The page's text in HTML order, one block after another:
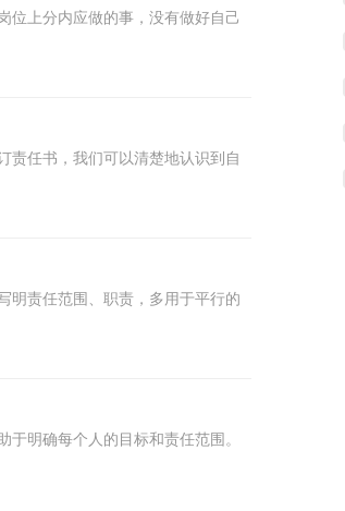
位上分内应做的事，没有做好自己
责任书，我们可以清楚地认识到自
明责任范围、职责，多用于平行的
明确每个人的目标和责任范围。